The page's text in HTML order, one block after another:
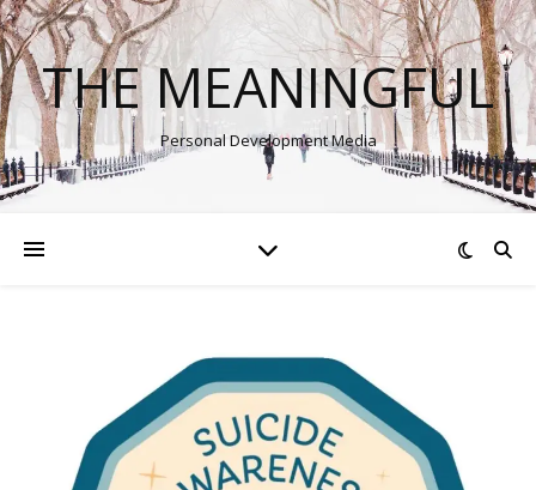
THE MEANINGFUL
Personal Development Media